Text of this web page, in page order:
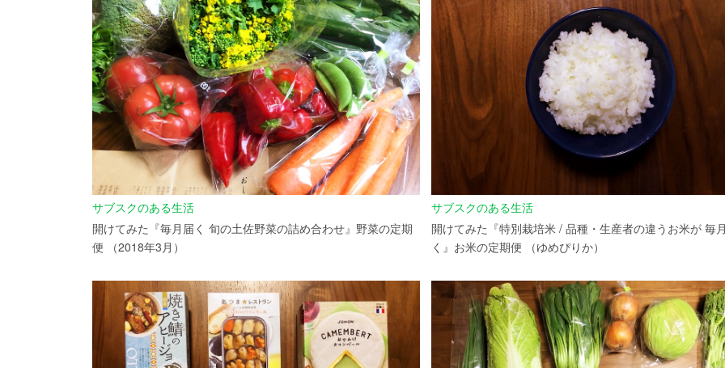
サブスクのある生活
開けてみた『毎月届く 旬の土佐野菜の詰め合わせ』野菜の定期
便 （2018年3月）
サブスクのある生活
開けてみた『特別栽培米 / 品種・生産者の違うお米が 毎
く』お米の定期便 （ゆめぴりか）